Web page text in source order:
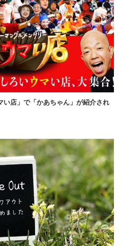
い店」で「かあちゃん」が紹介され